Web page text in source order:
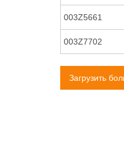
003Z5661
003Z7702
Загрузить